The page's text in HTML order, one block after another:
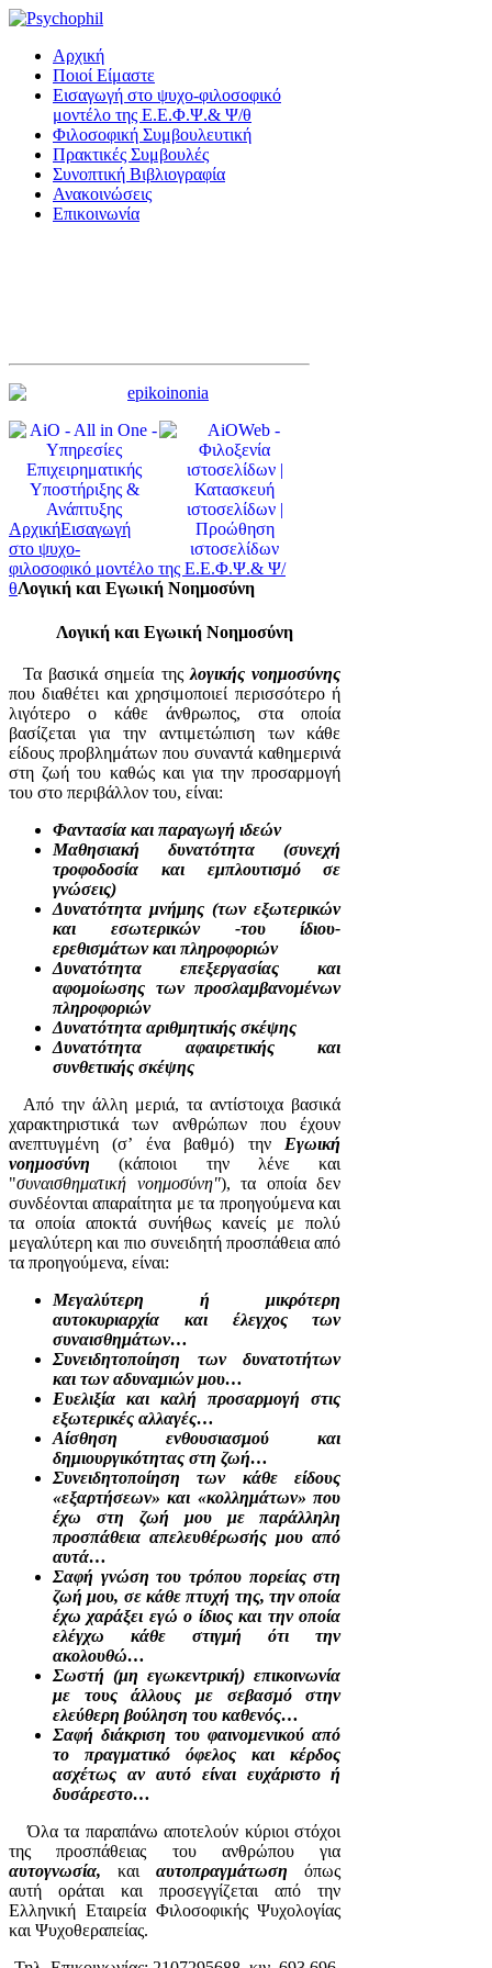
Αρχική
Ποιοί Είμαστε
Εισαγωγή στο ψυχο-φιλοσοφικό
μοντέλο της Ε.Ε.Φ.Ψ.& Ψ/θ
Φιλοσοφική Συμβουλευτική
Πρακτικές Συμβουλές
Συνοπτική Βιβλιογραφία
Ανακοινώσεις
Επικοινωνία
ΑρχικήΕισαγωγή
στο ψυχο-
φιλοσοφικό μοντέλο της Ε.Ε.Φ.Ψ.& Ψ/
θΛογική και Εγωική Νοημοσύνη
Λογική και Εγωική Νοημοσύνη
Τα βασικά σημεία τηςλογικής νοημοσύνης
που διαθέτει και χρησιμοποιεί περισσότερο ή
λιγότερο ο κάθε άνθρωπος, στα οποία
βασίζεται για την αντιμετώπιση των κάθε
είδους προβλημάτων που συναντά καθημερινά
στη ζωή του καθώς και για την προσαρμογή
του στο περιβάλλον του, είναι:
Φαντασία και παραγωγή ιδεών
Μαθησιακή δυνατότητα (συνεχή
τροφοδοσία και εμπλουτισμό σε
γνώσεις)
Δυνατότητα μνήμης (των εξωτερικών
και εσωτερικών -του ίδιου-
ερεθισμάτων και πληροφοριών
Δυνατότητα επεξεργασίας και
αφομοίωσης των προσλαμβανομένων
πληροφοριών
Δυνατότητα αριθμητικής σκέψης
Δυνατότητα αφαιρετικής και
συνθετικής σκέψης
Από την άλλη μεριά, τα αντίστοιχα βασικά
χαρακτηριστικά των ανθρώπων που έχουν
ανεπτυγμένη (σ’ ένα βαθμό) την Εγωική
νοημοσύνη (κάποιοι την λένε και
"συναισθηματική νοημοσύνη"), τα οποία δεν
συνδέονται απαραίτητα με τα προηγούμενα και
τα οποία αποκτά συνήθως κανείς με πολύ
μεγαλύτερη και πιο συνειδητή προσπάθεια από
τα προηγούμενα, είναι:
Μεγαλύτερη ή μικρότερη
αυτοκυριαρχία και έλεγχος των
συναισθημάτων…
Συνειδητοποίηση των δυνατοτήτων
και των αδυναμιών μου…
Ευελιξία και καλή προσαρμογή στις
εξωτερικές αλλαγές…
Αίσθηση ενθουσιασμού και
δημιουργικότητας στη ζωή…
Συνειδητοποίηση των κάθε είδους
«εξαρτήσεων» και «κολλημάτων» που
έχω στη ζωή μου με παράλληλη
προσπάθεια απελευθέρωσής μου από
αυτά…
Σαφή γνώση του τρόπου πορείας στη
ζωή μου, σε κάθε πτυχή της, την οποία
έχω χαράξει εγώ ο ίδιος και την οποία
ελέγχω κάθε στιγμή ότι την
ακολουθώ…
Σωστή (μη εγωκεντρική) επικοινωνία
με τους άλλους με σεβασμό στην
ελεύθερη βούληση του καθενός…
Σαφή διάκριση του φαινομενικού από
το πραγματικό όφελος και κέρδος
ασχέτως αν αυτό είναι ευχάριστο ή
δυσάρεστο…
Όλα τα παραπάνω αποτελούν κύριοι στόχοι
της προσπάθειας του ανθρώπου για
αυτογνωσία,
καιαυτοπραγμάτωση όπως
αυτή οράται και προσεγγίζεται από την
Ελληνική Εταιρεία Φιλοσοφικής Ψυχολογίας
και Ψυχοθεραπείας.